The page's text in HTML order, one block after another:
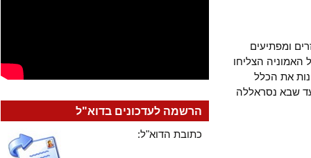
ומפתיעים
הצליחו
את הכלל
נסראללה
הרשמה לעדכונים בדוא"ל
כתובת הדוא"ל: